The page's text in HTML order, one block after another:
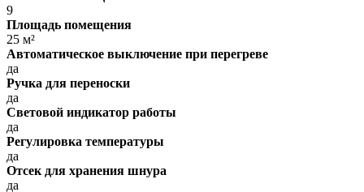
9
Площадь помещения
25 м²
Автоматическое выключение при перегреве
да
Ручка для переноски
да
Световой индикатор работы
да
Регулировка температуры
да
Отсек для хранения шнура
да